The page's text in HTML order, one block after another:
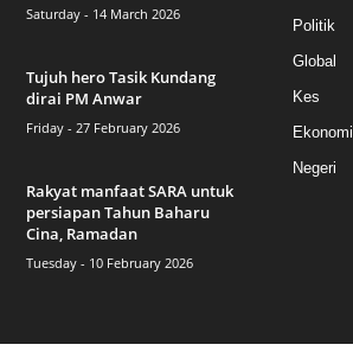
Saturday - 14 March 2026
Tujuh hero Tasik Kundang
dirai PM Anwar
Friday - 27 February 2026
Rakyat manfaat SARA untuk
persiapan Tahun Baharu
Cina, Ramadan
Tuesday - 10 February 2026
Politik
Global
Kes
Ekonomi
Negeri